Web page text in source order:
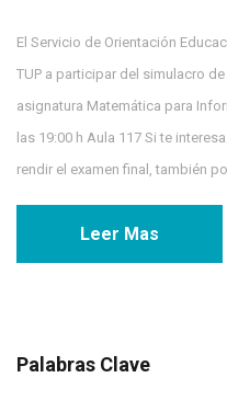
El Servicio de Orientación
TUP a participar del simulacro
asignatura Matemática para
las 19:00 h Aula 117 Si te
rendir el examen final, también
Leer Mas
Palabras Clave